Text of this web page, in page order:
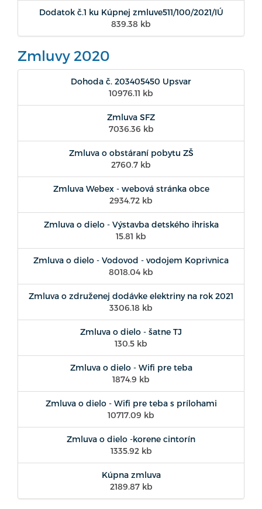
Dodatok č.1 ku Kúpnej zmluve511/100/2021/IÚ
839.38 kb
Zmluvy 2020
Dohoda č. 203405450 Upsvar
10976.11 kb
Zmluva SFZ
7036.36 kb
Zmluva o obstáraní pobytu ZŠ
2760.7 kb
Zmluva Webex - webová stránka obce
2934.72 kb
Zmluva o dielo - Výstavba detského ihriska
15.81 kb
Zmluva o dielo - Vodovod - vodojem Koprivnica
8018.04 kb
Zmluva o združenej dodávke elektriny na rok 2021
3306.18 kb
Zmluva o dielo - šatne TJ
130.5 kb
Zmluva o dielo - Wifi pre teba
1874.9 kb
Zmluva o dielo - Wifi pre teba s prílohami
10717.09 kb
Zmluva o dielo -korene cintorín
1335.92 kb
Kúpna zmluva
2189.87 kb